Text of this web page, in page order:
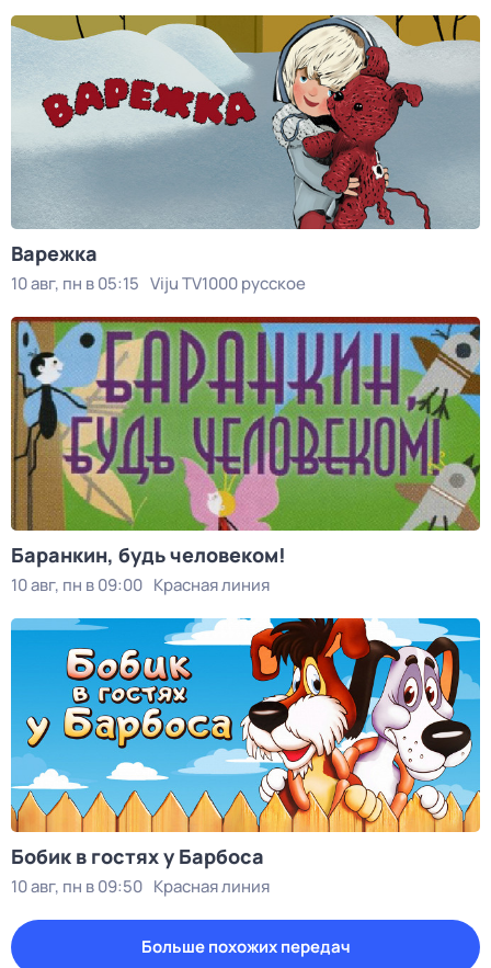
Варежка
10 авг, пн в 05:15 Viju TV1000 русское
Баранкин, будь человеком!
10 авг, пн в 09:00 Красная линия
Бобик в гостях у Барбоса
10 авг, пн в 09:50 Красная линия
Больше похожих передач